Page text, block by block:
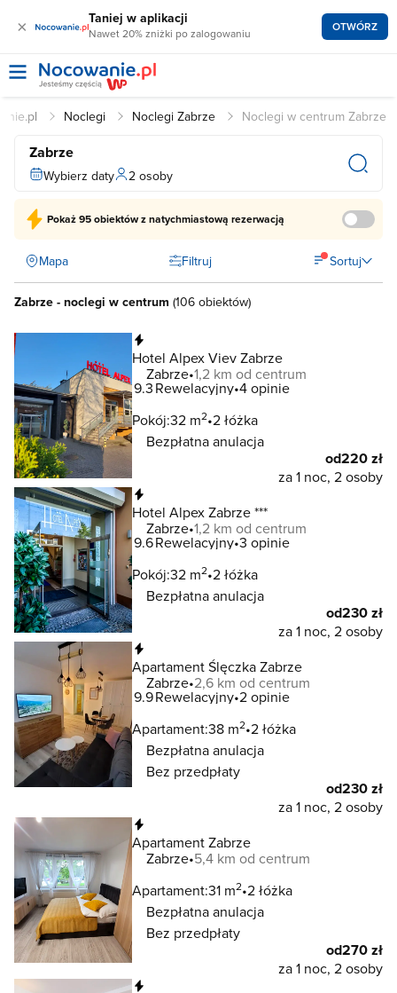
× Taniej w aplikacji
Nawet 20% zniżki po zalogowaniu OTWÓRZ
Noclegi Noclegi Zabrze Noclegi w centrum Zabrze
Zabrze
Wybierz daty 2 osoby
Pokaż95 obiektówz natychmiastową rezerwacją
Mapa Filtruj Sortuj
Zabrze - noclegi w centrum (106 obiektów)
Hotel Alpex Viev Zabrze
Zabrze 1,2 km od centrum
9.3Rewelacyjny 4 opinie
Pokój:32 m2 2 łóżka
Bezpłatna anulacja
od220 zł
za 1 noc, 2 osoby
Hotel Alpex Zabrze ***
Zabrze 1,2 km od centrum
9.6Rewelacyjny 3 opinie
Pokój:32 m2 2 łóżka
Bezpłatna anulacja
od230 zł
za 1 noc, 2 osoby
Apartament Ślęczka Zabrze
Zabrze 2,6 km od centrum
9.9Rewelacyjny 2 opinie
Apartament:38 m2 2 łóżka
Bezpłatna anulacja
Bez przedpłaty
od230 zł
za 1 noc, 2 osoby
Apartament Zabrze
Zabrze 5,4 km od centrum
Apartament:31 m2 2 łóżka
Bezpłatna anulacja
Bez przedpłaty
od270 zł
za 1 noc, 2 osoby